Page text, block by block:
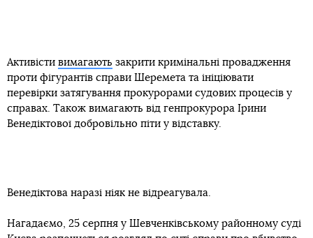
Активісти вимагають закрити кримінальні провадження
проти фігурантів справи Шеремета та ініціювати
перевірки затягування прокурорами судових процесів у
справах. Також вимагають від генпрокурора Ірини
Венедіктової добровільно піти у відставку.
Венедіктова наразі ніяк не відреагувала.
Нагадаємо, 25 серпня у Шевченківському районному суді